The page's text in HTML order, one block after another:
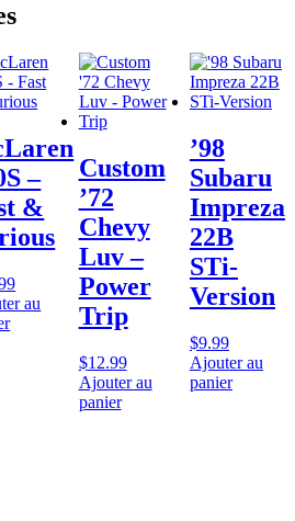
–
&
au
Custom
’72
Chevy
Luv –
Power
Trip
$12.99
Ajouter au
panier
’98
Subaru
Impreza
22B
STi-
Version
$9.99
Ajouter au
panier